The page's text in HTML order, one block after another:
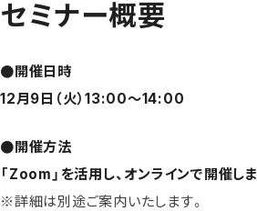
セミナー概要
●開催日時
12月9日（火）13:00〜14:00
●開催方法
「Zoom」を活用し、オンラインで開催しま
※詳細は別途ご案内いたします。